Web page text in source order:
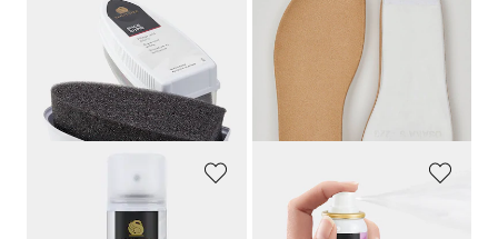
Sandales à semelles amovibles
21,97 €
Meilleur prix sur 30 jours** : 25,97 €
(-15%)
SOLITAIRE